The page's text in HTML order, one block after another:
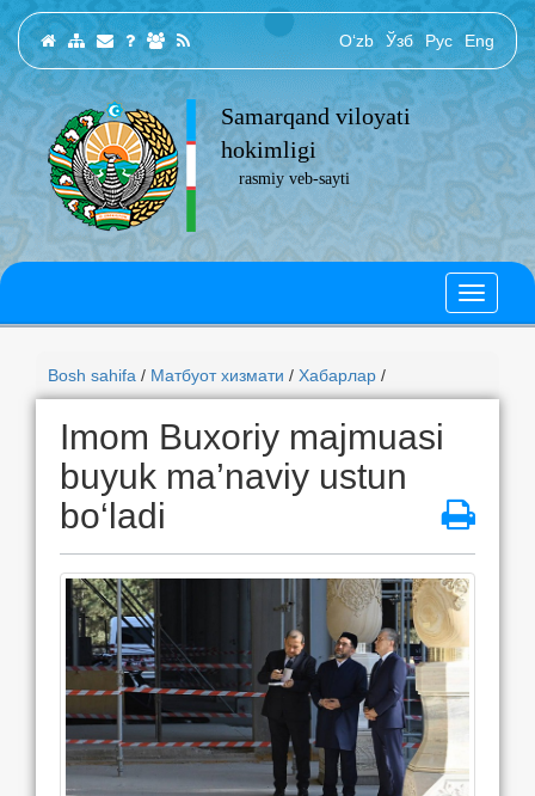
O‘zb Ўзб Рус Eng
Samarqand viloyati
hokimligi
rasmiy veb-sayti
Bosh sahifa / Матбуот хизмати / Хабарлар /
Imom Buxoriy majmuasi
buyuk ma’naviy ustun
bo‘ladi